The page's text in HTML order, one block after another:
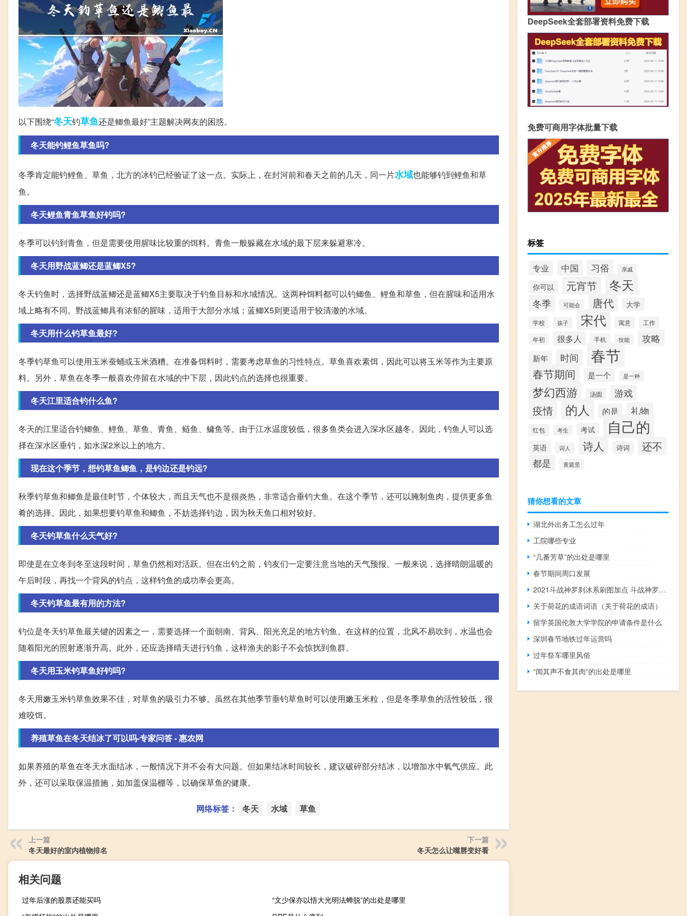
以下围绕“冬天钓草鱼还是鲫鱼最好”主题解决网友的困惑。
冬天能钓鲤鱼草鱼吗?
冬季肯定能钓鲤鱼、草鱼，北方的冰钓已经验证了这一点。实际上，在封河前和春天之前的几天，同一片水域也能够钓到鲤鱼和草
鱼。
冬天鲤鱼青鱼草鱼好钓吗?
冬季可以钓到青鱼，但是需要使用腥味比较重的饵料。青鱼一般躲藏在水域的最下层来躲避寒冷。
冬天用野战蓝鲫还是蓝鲫X5?
冬天钓鱼时，选择野战蓝鲫还是蓝鲫X5主要取决于钓鱼目标和水域情况。这两种饵料都可以钓鲫鱼、鲤鱼和草鱼，但在腥味和适用水
域上略有不同。野战蓝鲫具有浓郁的腥味，适用于大部分水域；蓝鲫X5则更适用于较清澈的水域。
冬天用什么钓草鱼最好?
冬季钓草鱼可以使用玉米蚕蛹或玉米酒糟。在准备饵料时，需要考虑草鱼的习性特点。草鱼喜欢素饵，因此可以将玉米等作为主要原
料。另外，草鱼在冬季一般喜欢停留在水域的中下层，因此钓点的选择也很重要。
冬天江里适合钓什么鱼?
冬天的江里适合钓鲫鱼、鲤鱼、草鱼、青鱼、鲢鱼、鳙鱼等。由于江水温度较低，很多鱼类会进入深水区越冬。因此，钓鱼人可以选
择在深水区垂钓，如水深2米以上的地方。
现在这个季节，想钓草鱼鲫鱼，是钓边还是钓远?
秋季钓草鱼和鲫鱼是最佳时节，个体较大，而且天气也不是很炎热，非常适合垂钓大鱼。在这个季节，还可以腌制鱼肉，提供更多鱼
肴的选择。因此，如果想要钓草鱼和鲫鱼，不妨选择钓边，因为秋天鱼口相对较好。
冬天钓草鱼什么天气好?
即使是在立冬到冬至这段时间，草鱼仍然相对活跃。但在出钓之前，钓友们一定要注意当地的天气预报。一般来说，选择晴朗温暖的
午后时段，再找一个背风的钓点，这样钓鱼的成功率会更高。
冬天钓草鱼最有用的方法?
钓位是冬天钓草鱼最关键的因素之一，需要选择一个面朝南、背风、阳光充足的地方钓鱼。在这样的位置，北风不易吹到，水温也会
随着阳光的照射逐渐升高。此外，还应选择晴天进行钓鱼，这样渔夫的影子不会惊扰到鱼群。
冬天用玉米钓草鱼好钓吗?
冬天用嫩玉米钓草鱼效果不佳，对草鱼的吸引力不够。虽然在其他季节垂钓草鱼时可以使用嫩玉米粒，但是冬季草鱼的活性较低，很
难咬饵。
养殖草鱼在冬天结冰了可以吗-专家问答 - 惠农网
如果养殖的草鱼在冬天水面结冰，一般情况下并不会有大问题。但如果结冰时间较长，建议破碎部分结冰，以增加水中氧气供应。此
外，还可以采取保温措施，如加盖保温棚等，以确保草鱼的健康。
网络标签： 冬天 水域 草鱼
上一篇
冬天最好的室内植物排名
下一篇
冬天怎么让嘴唇变好看
相关问题
过年后涨的股票还能买吗
“文少保亦以悟大光明法蝉脱”的出处是哪里
DeepSeek全套部署资料免费下载
免费可商用字体批量下载
标签
专业 中国 习俗 亲戚
你可以 元宵节 冬天
冬季 可能会 唐代 大学
学校 孩子 宋代 寓意 工作
年初 很多人 手机 技能 攻略
新年 时间 春节
春节期间 是一个 是一种
梦幻西游 汤圆 游戏
疫情 的人 的是 礼物
红包 考生 考试 自己的
英语 词人 诗人 诗词 还不
都是 黄庭坚
猜你想看的文章
湖北外出务工怎么过年
工院哪些专业
“几番芳草”的出处是哪里
春节期间周口发展
2021斗战神罗刹冰系刷图加点 斗战神罗刹刷图加点
关于荷花的成语词语（关于荷花的成语）
留学英国伦敦大学学院的申请条件是什么
深圳春节地铁过年运营吗
过年祭车哪里风俗
“闻其声不食其肉”的出处是哪里